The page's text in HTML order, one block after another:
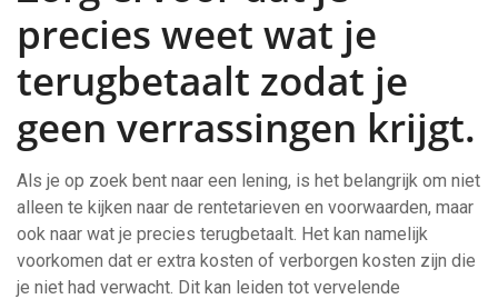
precies weet wat je
terugbetaalt zodat je
geen verrassingen krijgt.
Als je op zoek bent naar een lening, is het belangrijk om niet
alleen te kijken naar de rentetarieven en voorwaarden, maar
ook naar wat je precies terugbetaalt. Het kan namelijk
voorkomen dat er extra kosten of verborgen kosten zijn die
je niet had verwacht. Dit kan leiden tot vervelende